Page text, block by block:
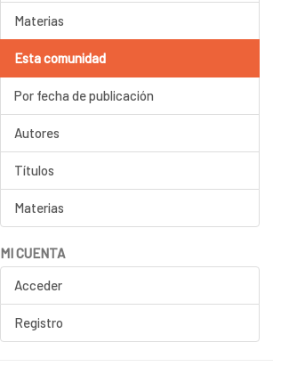
Materias
Esta comunidad
Por fecha de publicación
Autores
Títulos
Materias
MI CUENTA
Acceder
Registro